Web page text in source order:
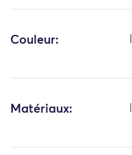
Couleur:
Matériaux: